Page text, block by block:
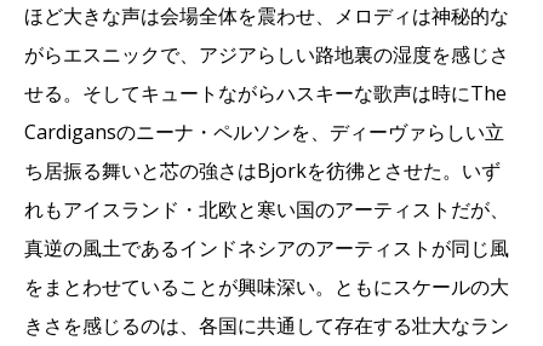
ほど大きな声は会場全体を震わせ、メロディは神秘的な
がらエスニックで、アジアらしい路地裏の湿度を感じさ
せる。そしてキュートながらハスキーな歌声は時にThe
Cardigansのニーナ・ペルソンを、ディーヴァらしい立
ち居振る舞いと芯の強さはBjorkを彷彿とさせた。いず
れもアイスランド・北欧と寒い国のアーティストだが、
真逆の風土であるインドネシアのアーティストが同じ風
をまとわせていることが興味深い。ともにスケールの大
きさを感じるのは、各国に共通して存在する壮大なラン